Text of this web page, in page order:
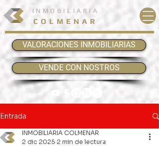
INMOBILIARIA
COLMENAR
VALORACIONES INMOBILIARIAS
VENDE CON NOSTROS
Entrada
INMOBILIARIA COLMENAR
2 dic 2025 2 min de lectura